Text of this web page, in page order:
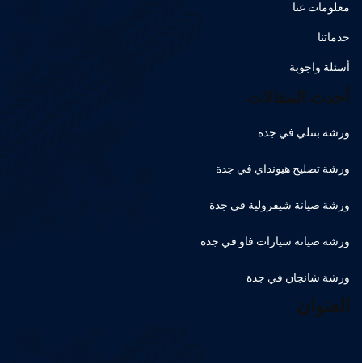
معلومات عنا
خدماتنا
أسئلة واجوبة
أحدث المقالات
ورشة بنتلي في جدة
ورشة تصليح هيونداي في جدة
ورشة صيانة شيفرولية في جدة
ورشة صيانة سيارات فاو في جدة
ورشة شانجان في جدة
العنوان